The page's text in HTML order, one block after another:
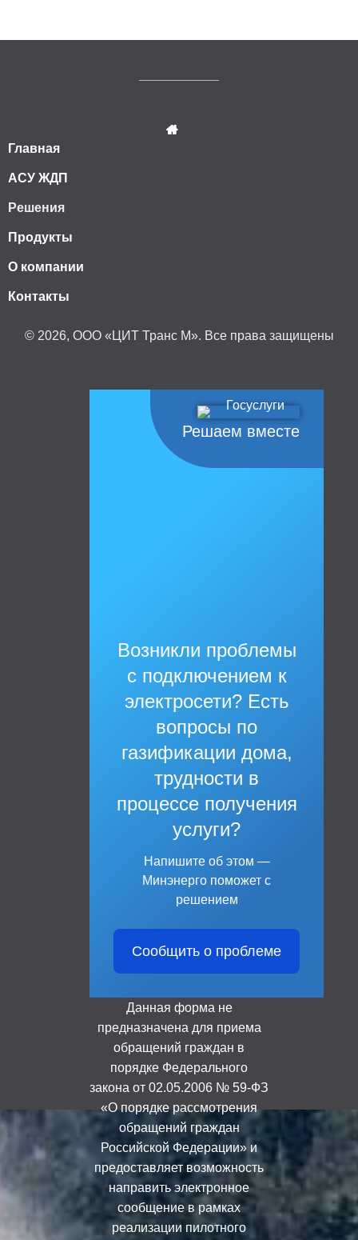
Главная
АСУ ЖДП
Решения
Продукты
О компании
Контакты
© 2026, ООО «ЦИТ Транс М». Все права защищены
Решаем вместе
Возникли проблемы
с подключением к
электросети? Есть
вопросы по
газификации дома,
трудности в
процессе получения
услуги?
Напишите об этом —
Минэнерго поможет с
решением
Сообщить о проблеме
Данная форма не
предназначена для приема
обращений граждан в
порядке Федерального
закона от 02.05.2006 № 59-ФЗ
«О порядке рассмотрения
обращений граждан
Российской Федерации» и
предоставляет возможность
направить электронное
сообщение в рамках
реализации пилотного